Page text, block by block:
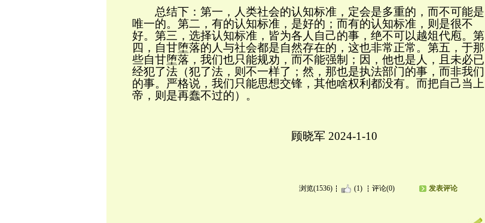
总结下：第一，人类社会的认知标准，定会是多重的，而不可能是
唯一的。第二，有的认知标准，是好的；而有的认知标准，则是很不
好。第三，选择认知标准，皆为各人自己的事，绝不可以越俎代庖。第
四， 自甘堕落的人与社会都是自然存在的，这也非常正常。第五，于那
些自甘堕落，我们也只能规劝，而不能强制；因，他也是人，且未必已
经犯了法（犯了法，则不一样了；然，那也是执法部门的事，而非我们
的事。严格说，我们只能思想交锋，其他啥权利都没有。而把自己当上
帝，则是再蠢不过的）。
顾晓军 2024-1-10
浏览(1536) (1) 评论(0) 发表评论